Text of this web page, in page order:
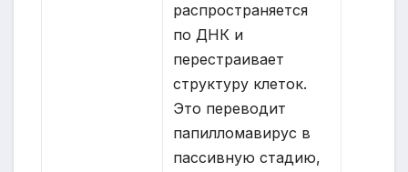
распространяется
по ДНК и
перестраивает
структуру клеток.
Это переводит
папилломавирус в
пассивную стадию,